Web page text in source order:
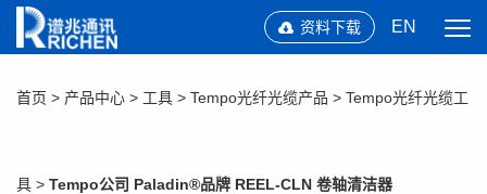
资料下载 EN
首页 > 产品中心 > 工具 > Tempo光纤光缆产品 > Tempo光纤光缆工
具 > Tempo公司 Paladin®品牌 REEL-CLN 卷轴清洁器